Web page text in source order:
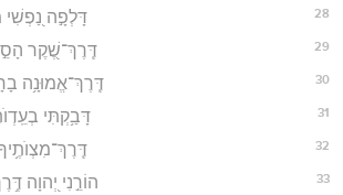
28 דָּלְפָ֣ה נַ֭פְשִׁי
29 דֶּֽרֶךְ־שֶׁ֭קֶר הָסֵ֣ר
30 דֶּֽרֶךְ־אֱמוּנָ֥ה
31 דָּבַ֥קְתִּי
32
33 הוֹרֵ֣נִי יְ֭הוָה